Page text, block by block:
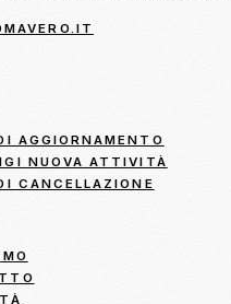
AGGIORNAMENTO
NUOVA ATTIVITÀ
CANCELLAZIONE